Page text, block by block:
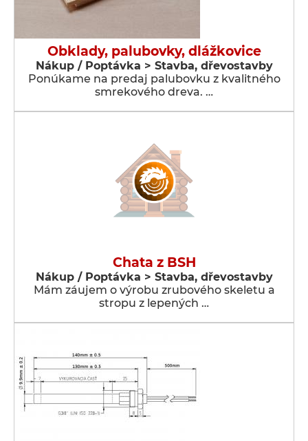
Obklady, palubovky, dlážkovice
Nákup / Poptávka > Stavba, dřevostavby
Ponúkame na predaj palubovku z kvalitného
smrekového dreva. …
Chata z BSH
Nákup / Poptávka > Stavba, dřevostavby
Mám záujem o výrobu zrubového skeletu a
stropu z lepených …